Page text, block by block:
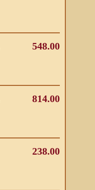
548.00
814.00
238.00